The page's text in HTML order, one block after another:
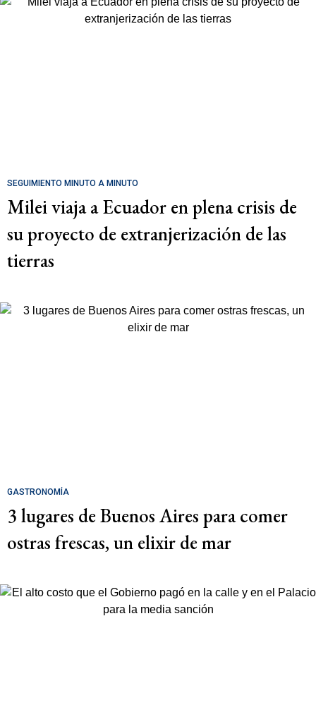
SEGUIMIENTO MINUTO A MINUTO
Milei viaja a Ecuador en plena crisis de
su proyecto de extranjerización de las
tierras
GASTRONOMÍA
3 lugares de Buenos Aires para comer
ostras frescas, un elixir de mar